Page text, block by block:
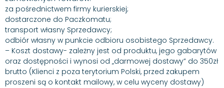
za pośrednictwem firmy kurierskiej;
dostarczone do Paczkomatu;
transport własny Sprzedawcy;
odbiór własny w punkcie odbioru osobistego Sprzedawcy.
– Koszt dostawy- zależny jest od produktu, jego gabarytów
oraz dostępności i wynosi od „darmowej dostawy” do 350zł
brutto (Klienci z poza terytorium Polski, przed zakupem
proszeni są o kontakt mailowy, w celu wyceny dostawy)